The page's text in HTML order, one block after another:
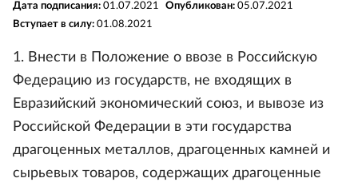
Дата подписания: 01.07.2021 Опубликован: 05.07.2021
Вступает в силу: 01.08.2021
1. Внести в Положение о ввозе в Российскую
Федерацию из государств, не входящих в
Евразийский экономический союз, и вывозе из
Российской Федерации в эти государства
драгоценных металлов, драгоценных камней и
сырьевых товаров, содержащих драгоценные